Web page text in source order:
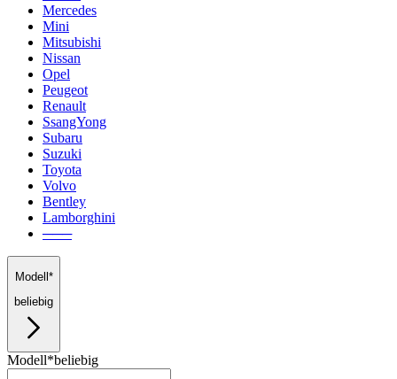
Mercedes
Mini
Mitsubishi
Nissan
Opel
Peugeot
Renault
SsangYong
Subaru
Suzuki
Toyota
Volvo
Bentley
Lamborghini
───
Modell*
beliebig
Modell*beliebig